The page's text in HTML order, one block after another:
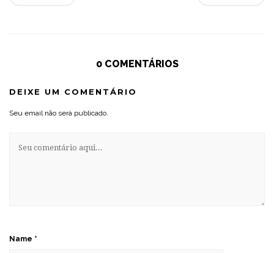
0 COMENTÁRIOS
DEIXE UM COMENTÁRIO
Seu email não será publicado.
Name *